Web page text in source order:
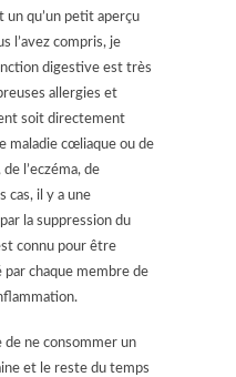
un qu’un petit aperçu
l’avez compris, je
digestive est très
allergies et
soit directement
maladie cœliaque ou de
l’eczéma, de
cas, il y a une
la suppression du
connu pour être
chaque membre de
de ne consommer un
et le reste du temps